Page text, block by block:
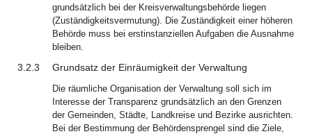
grundsätzlich bei der Kreisverwaltungsbehörde liegen
(Zuständigkeitsvermutung). Die Zuständigkeit einer höheren
Behörde muss bei erstinstanziellen Aufgaben die Ausnahme
bleiben.
3.2.3 Grundsatz der Einräumigkeit der Verwaltung
Die räumliche Organisation der Verwaltung soll sich im
Interesse der Transparenz grundsätzlich an den Grenzen
der Gemeinden, Städte, Landkreise und Bezirke ausrichten.
Bei der Bestimmung der Behördensprengel sind die Ziele,